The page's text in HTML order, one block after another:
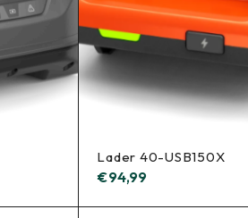
Lader 40-USB150X
€94,99